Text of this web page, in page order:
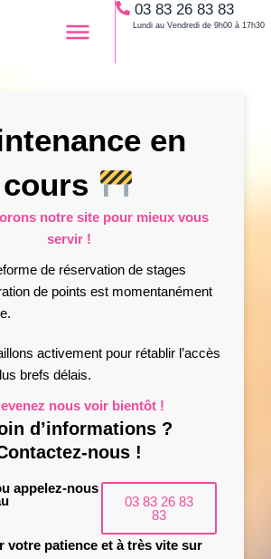
03 83 26 83 83
Lundi au Vendredi de 9h00 à 17h30
en
cours
notre site pour mieux vous
servir !
de réservation de stages
de points est momentanément
activement pour rétablir l’accès
brefs délais.
nous voir bientôt !
d’informations ?
nous !
appelez-nous
03 83 26 83
83
votre patience et à très vite sur